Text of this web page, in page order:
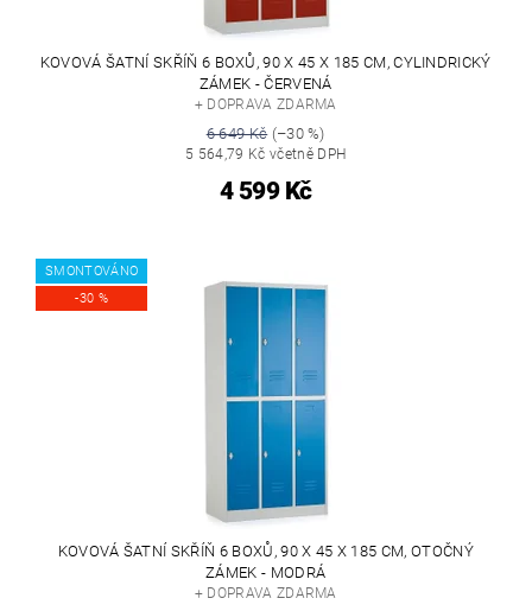
KOVOVÁ ŠATNÍ SKŘÍŇ 6 BOXŮ, 90 X 45 X 185 CM, CYLINDRICKÝ
ZÁMEK - ČERVENÁ
+ DOPRAVA ZDARMA
6 649 Kč(–30 %)
5 564,79 Kč včetně DPH
4 599 Kč
SMONTOVÁNO
-30 %
KOVOVÁ ŠATNÍ SKŘÍŇ 6 BOXŮ, 90 X 45 X 185 CM, OTOČNÝ
ZÁMEK - MODRÁ
+ DOPRAVA ZDARMA